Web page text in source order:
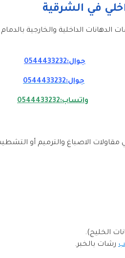
في الشرقية
الدهانات الداخلية والخارجية
جوال:0544433232
جوال:0544433232
واتساب:0544433232
خدمات متميزة واحترافية ومن وخلال خبرة عمل تتجاوز
الخليج).
رشات بالخبر.